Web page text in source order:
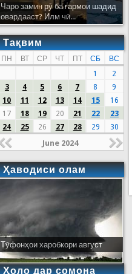
Чаро замин рӯ ба гармои шадид
овардааст? Илм чӣ...
Тақвим
ПН ВТ СР ЧТ ПТ СБ
ВС
1
2
3
4 5 6 7 8
9
10
11 12 13 14 15
16
17
18 19 20 21 22
23
24
25 26 27 28 29 30
June 2024
Ҳаводиси олам
Тӯфонҳои харобкори август
Ҳоло дар сомона